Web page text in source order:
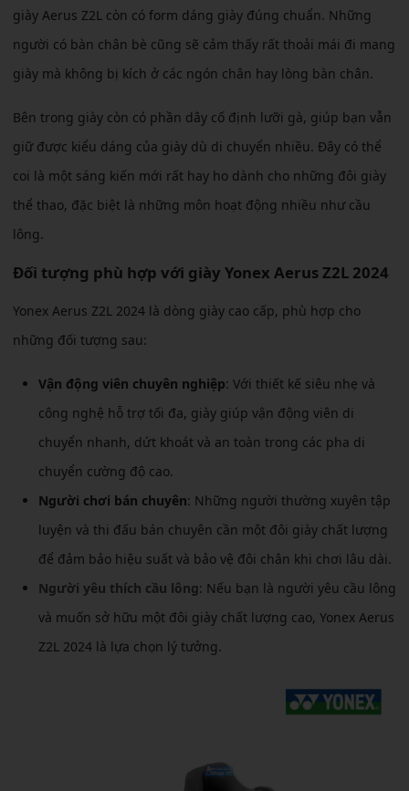
giày Aerus Z2L còn có form dáng giày đúng chuẩn. Những
người có bàn chân bè cũng sẽ cảm thấy rất thoải mái đi mang
giày mà không bị kích ở các ngón chân hay lòng bàn chân.
Bên trong giày còn có phần dây cố định lưỡi gà, giúp bạn vẫn
giữ được kiểu dáng của giày dù di chuyển nhiều. Đây có thể
coi là một sáng kiến mới rất hay ho dành cho những đôi giày
thể thao, đặc biệt là những môn hoạt động nhiều như cầu
lông.
Đối tượng phù hợp với giày Yonex Aerus Z2L 2024
Yonex Aerus Z2L 2024 là dòng giày cao cấp, phù hợp cho
những đối tượng sau:
Vận động viên chuyên nghiệp: Với thiết kế siêu nhẹ và
công nghệ hỗ trợ tối đa, giày giúp vận động viên di
chuyển nhanh, dứt khoát và an toàn trong các pha di
chuyển cường độ cao.
Người chơi bán chuyên: Những người thường xuyên tập
luyện và thi đấu bán chuyên cần một đôi giày chất lượng
để đảm bảo hiệu suất và bảo vệ đôi chân khi chơi lâu dài.
Người yêu thích cầu lông: Nếu bạn là người yêu cầu lông
và muốn sở hữu một đôi giày chất lượng cao, Yonex Aerus
Z2L 2024 là lựa chọn lý tưởng.